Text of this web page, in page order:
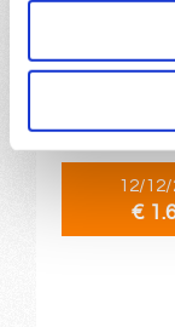
Ketchikan,
pitre,
France
12/12/
€